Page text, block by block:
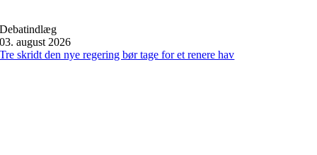
Debatindlæg
03. august 2026
Tre skridt den nye regering bør tage for et renere hav